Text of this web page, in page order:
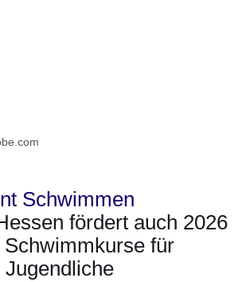
Schwimmen
fördert auch 2026
für